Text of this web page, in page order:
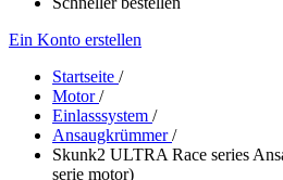
Ein Konto erstellen
Startseite /
Motor/
Einlasssystem /
Ansaugkrümmer/
Skunk2 ULTRA Race series
serie motor)